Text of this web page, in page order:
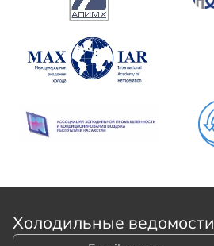
Холодильные ведомости